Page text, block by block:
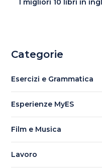
I migliori 10 libri in
Categorie
Esercizi e Grammatica
Esperienze MyES
Film e Musica
Lavoro